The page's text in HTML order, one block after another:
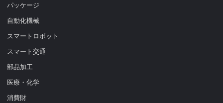
パッケージ
自動化機械
スマートロボット
スマート交通
部品加工
医療・化学
消費財